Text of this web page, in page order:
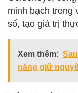
minh bạch trong
số, tạo giá trị
Xem thêm:
năng giữ